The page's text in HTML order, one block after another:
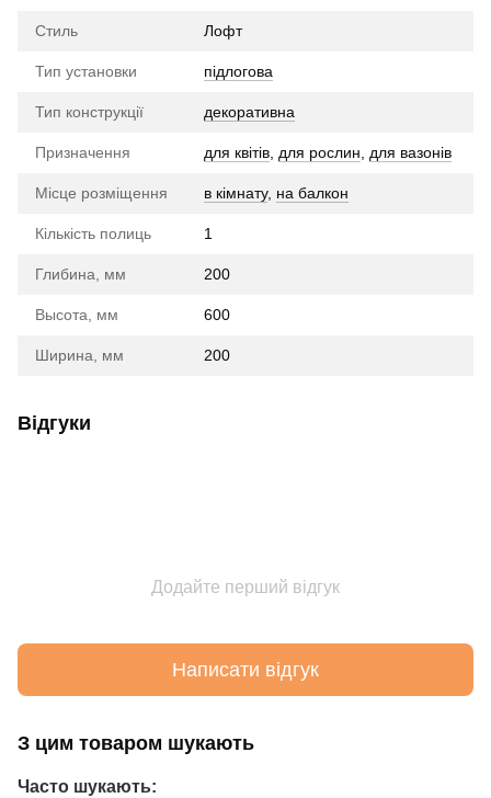
Стиль Лофт
Тип установки підлогова
Тип конструкції декоративна
Призначення для квітів для рослин для вазонів
Місце розміщення в кімнату, на балкон
Кількість полиць 1
Глибина, мм 200
Высота, мм 600
Ширина, мм 200
Відгуки
Додайте перший відгук
Написати відгук
З цим товаром шукають
Часто шукають: